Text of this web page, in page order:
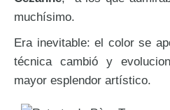
muchísimo.
Era inevitable: el color se
técnica cambió y
mayor esplendor artístico.